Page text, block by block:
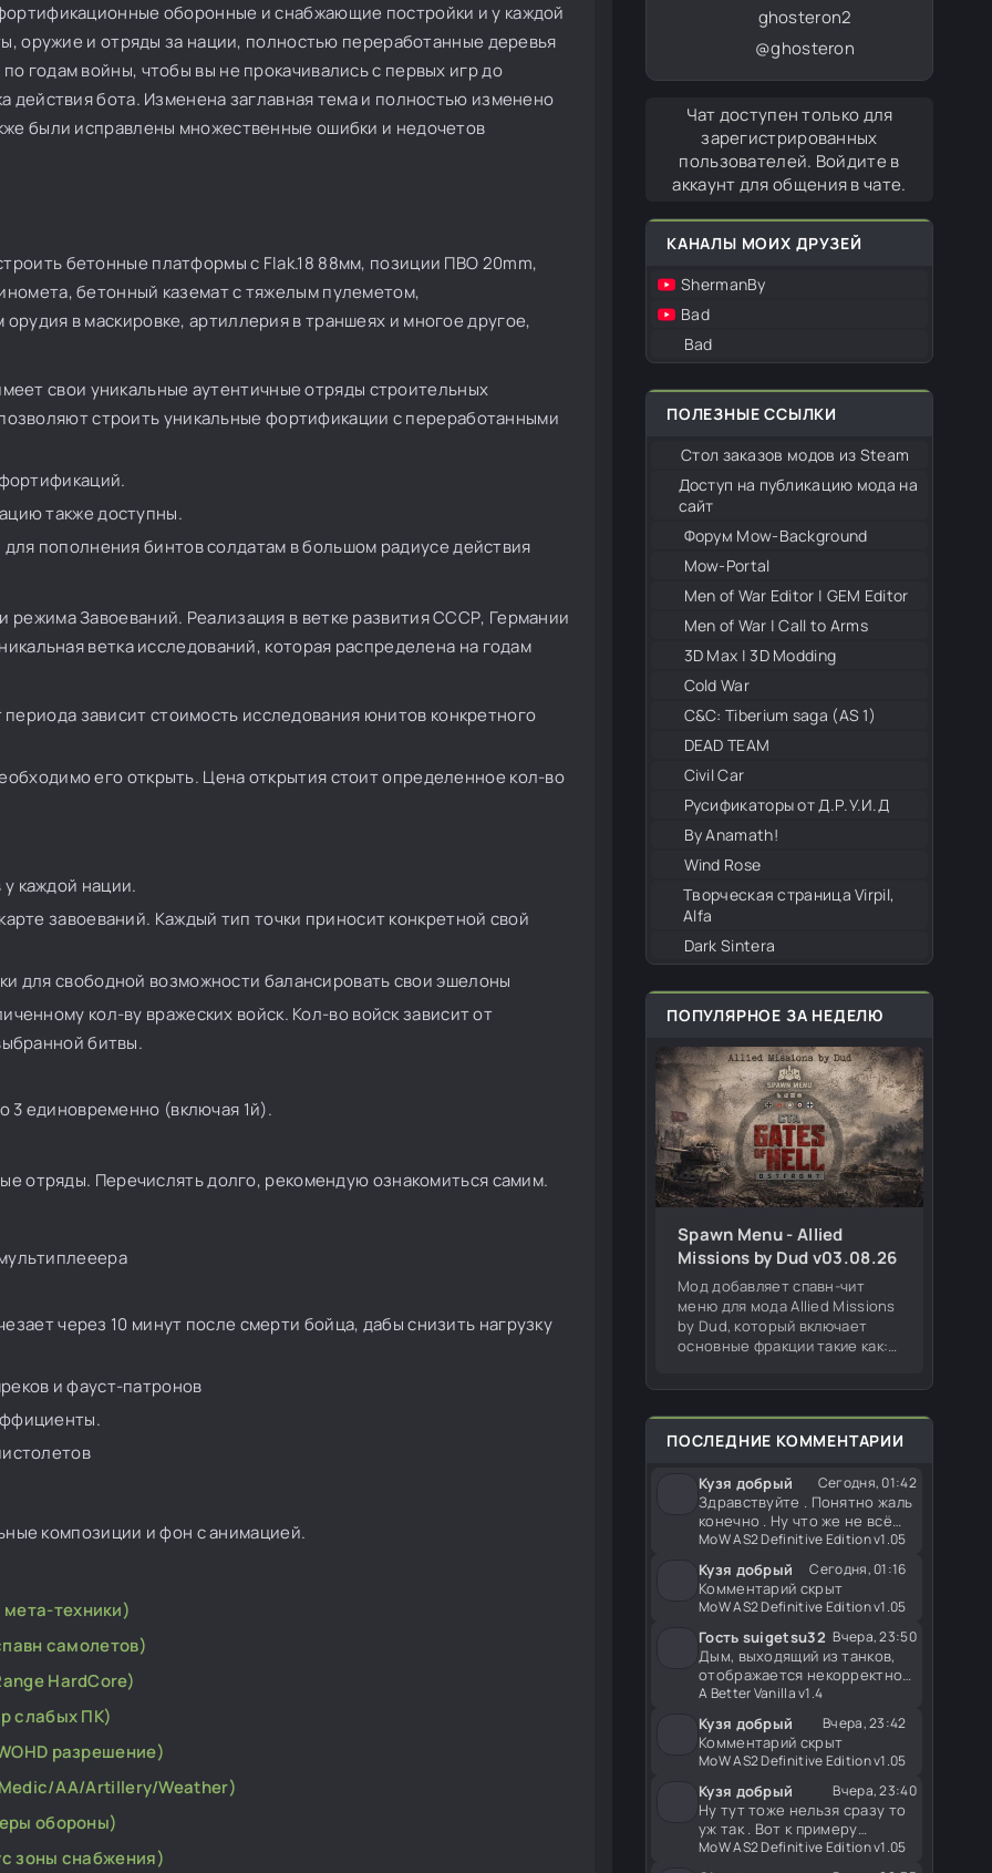
оборонные и снабжающие постройки и у каждой
оружие и отряды за нации, полностью переработанные деревья
годам войны, чтобы вы не прокачивались с первых игр до
действия бота. Изменена заглавная тема и полностью изменено
были исправлены множественные ошибки и недочетов
бетонные платформы с Flak.18 88мм, позиции ПВО 20mm,
бетонный каземат с тяжелым пулеметом,
в маскировке, артиллерия в траншеях и многое другое,
свои уникальные аутентичные отряды строительных
строить уникальные фортификации с переработанными
также доступны.
пополнения бинтов солдатам в большом радиусе действия
Завоеваний. Реализация в ветке развития СССР, Германии
ветка исследований, которая распределена на годам
зависит стоимость исследования юнитов конкретного
его открыть. Цена открытия стоит определенное кол-во
каждой нации.
завоеваний. Каждый тип точки приносит конкретной свой
для свободной возможности балансировать свои эшелоны
кол-ву вражеских войск. Кол-во войск зависит от
битвы.
3 единовременно (включая 1й).
отряды. Перечислять долго, рекомендую ознакомиться самим.
через 10 минут после смерти бойца, дабы снизить нагрузку
и фауст-патронов
композиции и фон с анимацией.
мета-техники)
самолетов)
HardCore)
слабых ПК)
разрешение)
AA/Artillery/Weather)
обороны)
зоны снабжения)
ghosteron2
@ghosteron
Чат доступен только для
зарегистрированных
пользователей. Войдите в
аккаунт для общения в чате.
КАНАЛЫ МОИХ ДРУЗЕЙ
ShermanBy
Bad
Bad
ПОЛЕЗНЫЕ ССЫЛКИ
Стол заказов модов из Steam
Доступ на публикацию мода на
сайт
Форум Mow-Background
Mow-Portal
Men of War Editor | GEM Editor
Men of War | Call to Arms
3D Max | 3D Modding
Cold War
С&С: Tiberium saga (AS 1)
DEAD TEAM
Civil Car
Русификаторы от Д.Р.У.И.Д
By Anamath!
Wind Rose
Творческая страница Virpil,
Alfa
Dark Sintera
ПОПУЛЯРНОЕ ЗА НЕДЕЛЮ
Spawn Menu - Allied
Missions by Dud v03.08.26
Мод добавляет спавн-чит
меню для мода Allied Missions
by Dud, который включает
основные фракции такие как:
Британия и Финляндия. Меню
со всеми
ПОСЛЕДНИЕ КОММЕНТАРИИ
Кузя добрый Сегодня, 01:42
Здравствуйте . Понятно жаль
конечно . Ну что же не всё
так просто это можно
MoW AS2 Definitive Edition v1.05
Кузя добрый Сегодня, 01:16
Комментарий скрыт
MoW AS2 Definitive Edition v1.05
Гость suigetsu32 Вчера, 23:50
Дым, выходящий из танков,
отображается некорректно
— он выглядит
A Better Vanilla v1.4
Кузя добрый Вчера, 23:42
Комментарий скрыт
MoW AS2 Definitive Edition v1.05
Кузя добрый Вчера, 23:40
Ну тут тоже нельзя сразу то
уж так . Вот к примеру
тягачей просто хороший пак
MoW AS2 Definitive Edition v1.05